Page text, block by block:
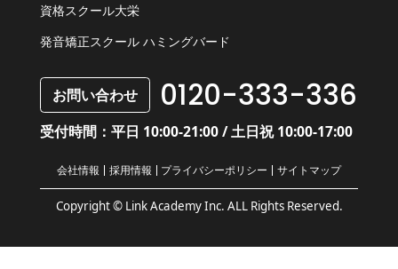
資格スクール大栄
発音矯正スクール ハミングバード
お問い合わせ 0120-333-336
受付時間：平日 10:00-21:00 / 土日祝 10:00-17:00
Copyright © Link Academy Inc. ALL Rights Reserved.
会社情報 採用情報 プライバシーポリシー サイトマップ